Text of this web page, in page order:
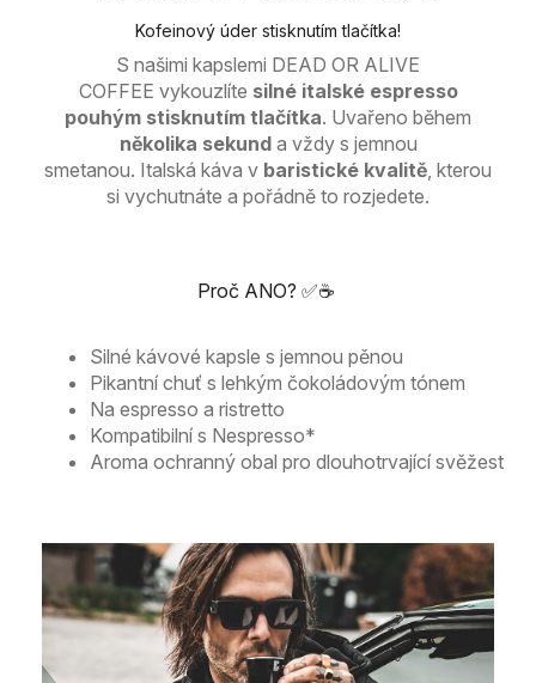
Kofeinový úder stisknutím tlačítka!
S našimi kapslemi DEAD OR ALIVE
COFFEE vykouzlíte silné italské espresso
pouhým stisknutím tlačítka. Uvařeno během
několika sekunda vždy s jemnou
smetanou. Italská káva v baristické kvalitě , kterou
si vychutnáte a pořádně to rozjedete.
Proč ANO? ✅☕
Silné kávové kapsle s jemnou pěnou
Pikantní chuť s lehkým čokoládovým tónem
Na espresso a ristretto
Kompatibilní s Nespresso*
Aroma ochranný obal pro dlouhotrvající svěžest